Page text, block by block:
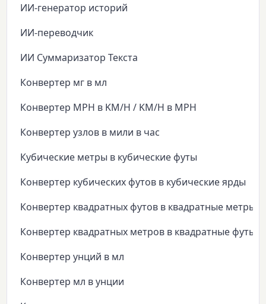
ИИ-генератор историй
ИИ-переводчик
ИИ Суммаризатор Текста
Конвертер мг в мл
Конвертер MPH в KM/H / KM/H в MPH
Конвертер узлов в мили в час
Кубические метры в кубические футы
Конвертер кубических футов в кубические ярды
Конвертер квадратных футов в квадратные метры
Конвертер квадратных метров в квадратные футы
Конвертер унций в мл
Конвертер мл в унции